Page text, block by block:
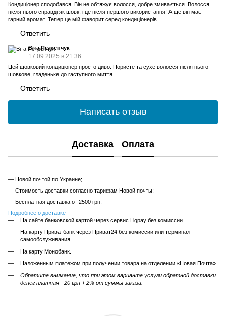
Кондиціонер сподобався. Він не обтяжує волосся, добре змивається. Волосся
після нього справді як шовк, і це після першого використання! А ще він має
гарний аромат. Тепер це мій фаворит серед кондиціонерів.
Ответить
Віта Петренчук
17.09.2025 в 21:36
Цей щовковий кондиціонер просто диво. Пористе та сухе волосся після нього
шовкове, гладеньке до гаступного миття
Ответить
Написать отзыв
Доставка Оплата
— Новой почтой по Украине;
— Стоимость доставки согласно тарифам Новой почты;
— Бесплатная доставка от 2500 грн.
Подробнее о доставке
На сайте банковской картой через сервис Liqpay без комиссии.
На карту Приватбанк через Приват24 без комиссии или терминал
самообслуживания.
На карту Монобанк.
Наложенным платежом при получении товара на отделении «Новая Почта».
Обратите внимание, что при этом варианте услуги обратной доставки
денег платная - 20 грн + 2% от суммы заказа.